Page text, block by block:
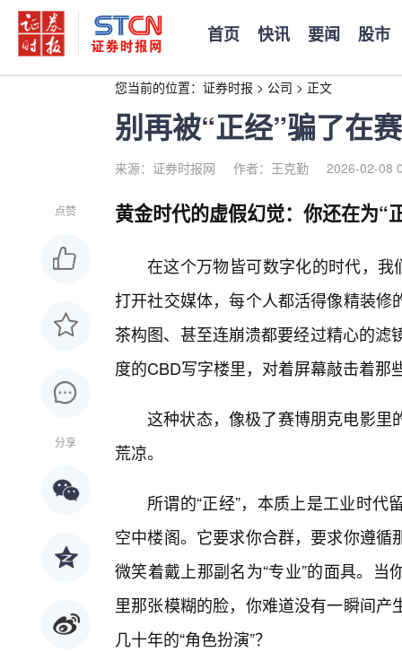
首页 快讯 要闻 股市
您当前的位置： 证券时报 > 公司 > 正文
别再被“正经”骗了在
来源：证券时报网 作者：王克勤 2026-02-08
点赞
分享
黄金时代的虚假幻觉：你还在为“
在这个万物皆可数字化的时代，我
打开社交媒体，每个人都活得像精装
茶构图、甚至连崩溃都要经过精心的
度的CBD写字楼里，对着屏幕敲击着那
这种状态，像极了赛博朋克电影
荒凉。
所谓的“正经”，本质上是工业时
空中楼阁。它要求你合群，要求你遵
微笑着戴上那副名为“专业”的面具。
里那张模糊的脸，你难道没有一瞬间
几十年的“角色扮演”？